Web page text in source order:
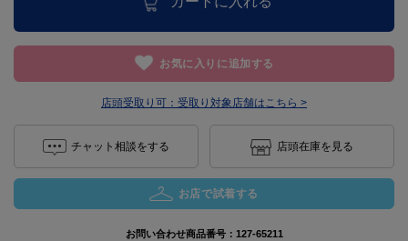
お気に入りに追加する
店頭受取り可： 受取り対象店舗はこちら >
チャット相談をする 店頭在庫を見る
お店で試着する
お問い合わせ商品番号： 127-65211